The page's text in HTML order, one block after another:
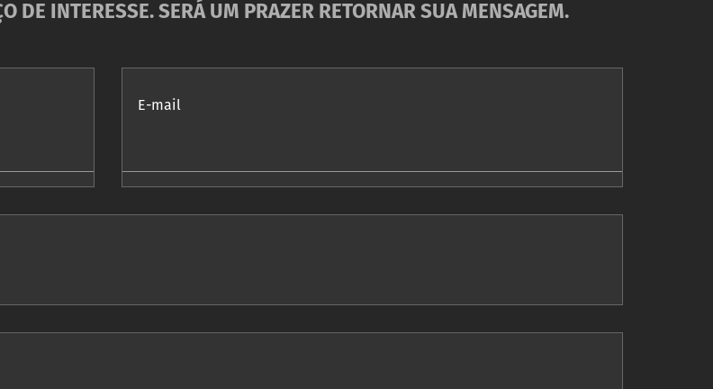
DE INTERESSE. SERÁ UM PRAZER RETORNAR SUA MENSAGEM.
E-mail